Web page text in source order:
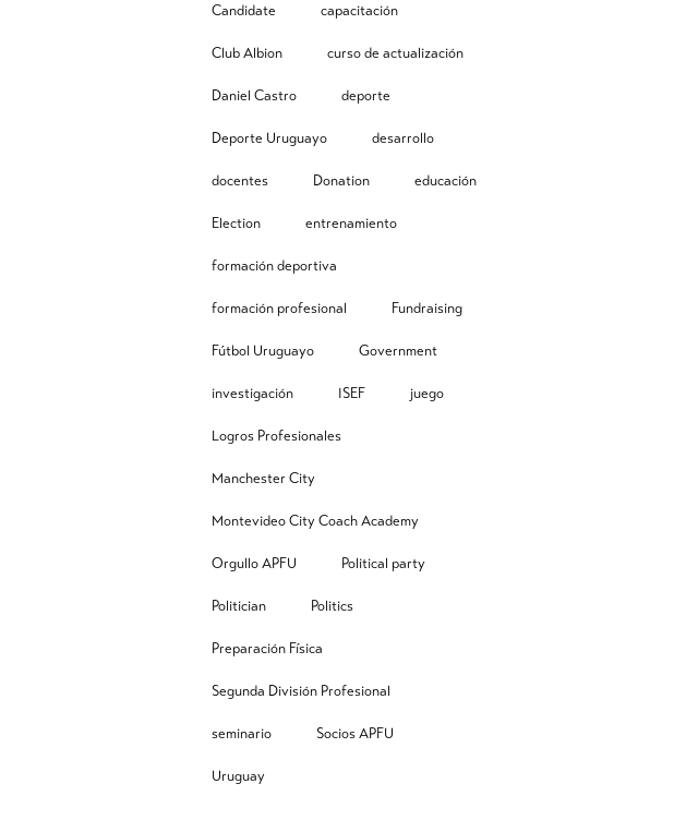
Candidate capacitación
Club Albion curso de actualización
Daniel Castro deporte
Deporte Uruguayo desarrollo
docentes Donation educación
Election entrenamiento
formación deportiva
formación profesional Fundraising
Fútbol Uruguayo Government
investigación ISEF juego
Logros Profesionales
Manchester City
Montevideo City Coach Academy
Orgullo APFU Political party
Politician Politics
Preparación Física
Segunda División Profesional
seminario Socios APFU
Uruguay